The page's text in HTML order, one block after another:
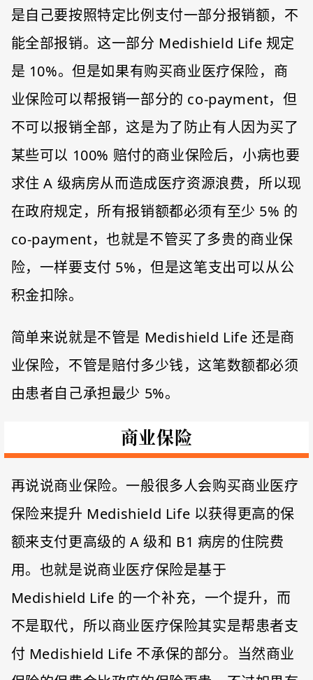
是自己要按照特定比例支付一部分报销额，不
能全部报销。这一部分 Medishield Life 规定
是 10%。但是如果有购买商业医疗保险，商
业保险可以帮报销一部分的 co-payment，但
不可以报销全部，这是为了防止有人因为买了
某些可以 100% 赔付的商业保险后，小病也要
求住 A 级病房从而造成医疗资源浪费，所以现
在政府规定，所有报销额都必须有至少 5% 的
co-payment，也就是不管买了多贵的商业保
险，一样要支付 5%，但是这笔支出可以从公
积金扣除。
简单来说就是不管是 Medishield Life 还是商
业保险，不管是赔付多少钱，这笔数额都必须
由患者自己承担最少 5%。
商业保险
再说说商业保险。一般很多人会购买商业医疗
保险来提升 Medishield Life 以获得更高的保
额来支付更高级的 A 级和 B1 病房的住院费
用。也就是说商业医疗保险是基于
Medishield Life 的一个补充，一个提升，而
不是取代，所以商业医疗保险其实是帮患者支
付 Medishield Life 不承保的部分。当然商业